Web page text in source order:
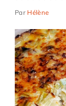
Par Hélène